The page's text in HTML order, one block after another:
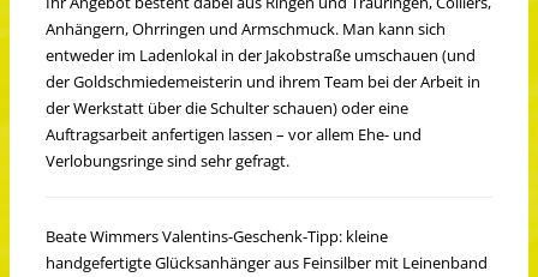
Anhängern, Ohrringen und Armschmuck. Man kann sich
entweder im Ladenlokal in der Jakobstraße umschauen (und
der Goldschmiedemeisterin und ihrem Team bei der Arbeit in
der Werkstatt über die Schulter schauen) oder eine
Auftragsarbeit anfertigen lassen – vor allem Ehe- und
Verlobungsringe sind sehr gefragt.
Beate Wimmers Valentins-Geschenk-Tipp: kleine
handgefertigte Glücksanhänger aus Feinsilber mit Leinenband